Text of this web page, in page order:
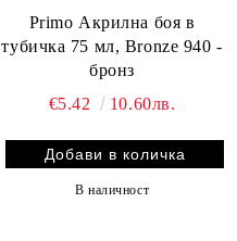
Primo Акрилна боя в
тубичка 75 мл, Bronze 940 -
бронз
€5.42
10.60лв.
В наличност